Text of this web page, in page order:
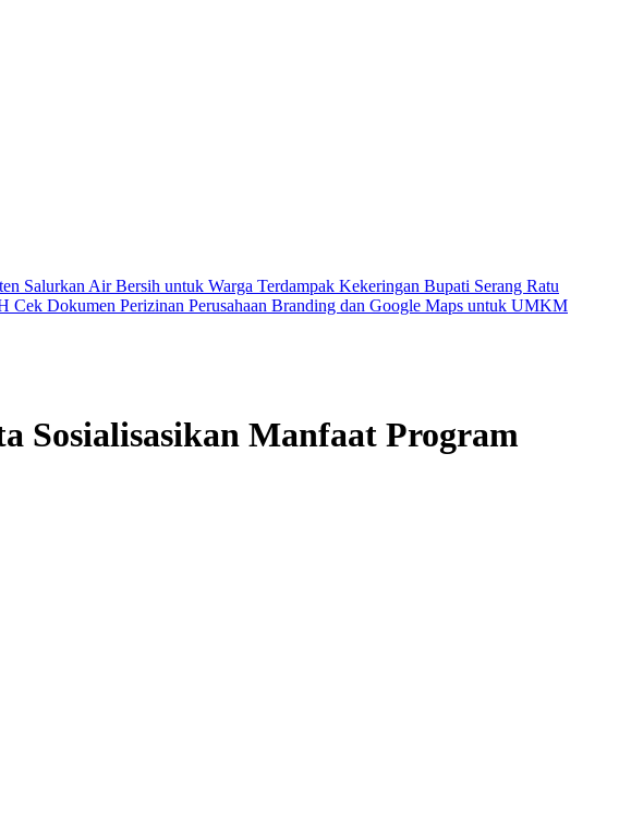
Salurkan Air Bersih untuk Warga Terdampak Kekeringan Bupati Serang Ratu
Cek Dokumen Perizinan Perusahaan Branding dan Google Maps untuk UMKM
Sosialisasikan Manfaat Program